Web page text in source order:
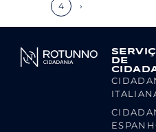
4
›
DE